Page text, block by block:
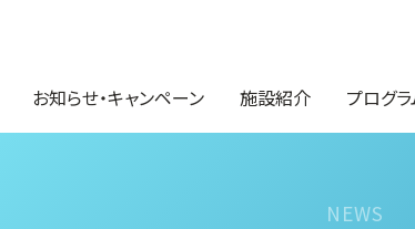
お知らせ・キャンペーン 施設紹介 プログ